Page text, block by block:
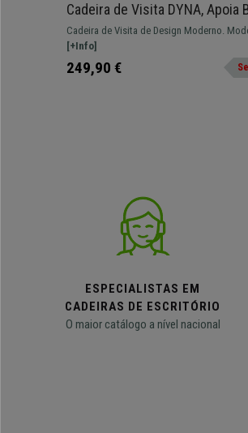
Cadeira de Visita DYNA, Apoia
Integrados, Design Moderno,
Branco
Cadeira de Visita de Design Moderno.
Confortável, Ideal para Salas de Espera ou
Reuniões.
[+Info]
249,90 €
ESPECIALISTAS EM
CADEIRAS DE ESCRITÓRIO
O maior catálogo a nível nacional